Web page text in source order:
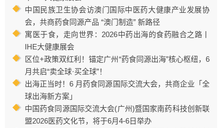
中国民族卫生协会访澳门国际中医药大健康产业发展协
会，共商药食同源产品 “澳门制造” 新路径
寓医于食，走向世界：2026中药出海的食药融合之路丨
IHE大健康展会
区位+政策双红利！锚定广州“药食同源出海”核心枢纽，6
月共启“卖全球·买全球”！
出海正当时！6 月药食同源国际交流大会，共商企业「全
球出海新方案」
中国药食同源国际交流大会(广州)暨国家南药科技创新联
盟2026医药文化节，将于6月4-6日举办